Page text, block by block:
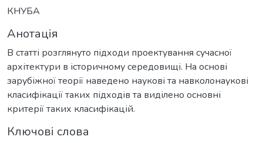
КНУБА
Анотація
В статті розглянуто підходи проектування сучасної
архітектури в історичному середовищі. На основі
зарубіжної теорії наведено наукові та навколонаукові
класифікації таких підходів та виділено основні
критерії таких класифікацій.
Ключові слова